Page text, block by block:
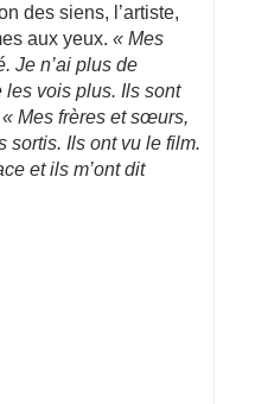
des siens, l’artiste,
aux yeux.« Mes
Je n’ai plus de
les vois plus. Ils sont
« Mes frères et sœurs,
sortis. Ils ont vu le film.
et ils m’ont dit